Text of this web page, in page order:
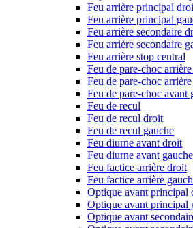
Feu arrière principal
Feu arrière principal
Feu arrière secondaire
Feu arrière secondaire
Feu arrière stop central
Feu de pare-choc
Feu de pare-choc
Feu de pare-choc avant
Feu de recul
Feu de recul droit
Feu de recul gauche
Feu diurne avant droit
Feu diurne avant gauche
Feu factice arrière droit
Feu factice arrière
Optique avant principal
Optique avant principal
Optique avant